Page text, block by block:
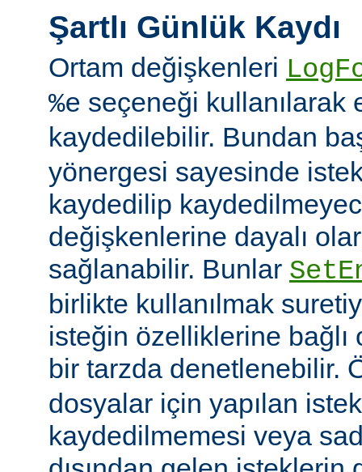
Şartlı Günlük Kaydı
Ortam değişkenleri
%e seçeneği kullanılarak
kaydedilebilir. Bundan
yönergesi sayesinde
kaydedilip
değişkenlerine dayalı
sağlanabilir. Bunlar
birlikte kullanılmak
isteğin özelliklerine
bir tarzda denetlenebilir.
dosyalar için yapılan
kaydedilmemesi veya